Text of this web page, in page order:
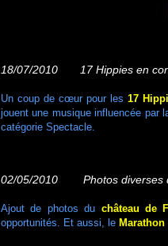
18/07/2010 17 Hippies en
Un coup de cœur pour les17
jouent une musique influencée par
catégorie Spectacle.
02/05/2010 Photos diverses
Ajout de photos du château de
opportunités. Et aussi, le Marathon